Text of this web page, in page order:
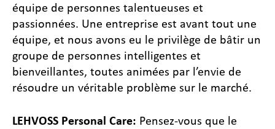
équipe de personnes talentueuses et
passionnées. Une entreprise est avant tout une
équipe, et nous avons eu le privilège de bâtir un
groupe de personnes intelligentes et
bienveillantes, toutes animées par l’envie de
résoudre un véritable problème sur le marché.
LEHVOSS Personal Care: Pensez-vous que le